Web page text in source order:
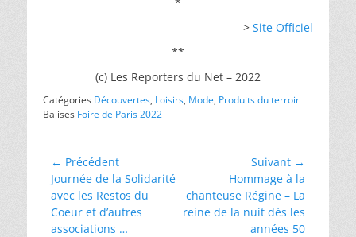
> Site Officiel
**
(c) Les Reporters du Net – 2022
Catégories Découvertes, Loisirs, Mode, Produits du terroir
Balises Foire de Paris 2022
Navigation
de
l’article
← Précédent
Article
précédent :
Journée de la Solidarité
avec les Restos du
Coeur et d’autres
associations …
Suivant →
suivant :
Hommage à la
chanteuse Régine – La
reine de la nuit dès les
années 50